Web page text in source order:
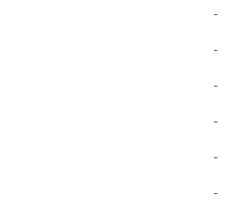
-
-
-
-
-
-